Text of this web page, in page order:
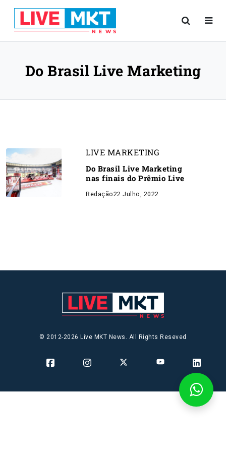
Do Brasil Live Marketing
LIVE MARKETING
Do Brasil Live Marketing
nas finais do Prêmio Live
Redação22 Julho, 2022
© 2012-2026 Live MKT News. All Rights Reseved